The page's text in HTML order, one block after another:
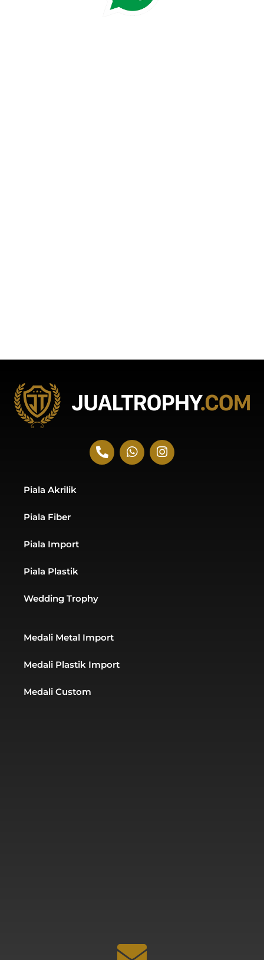
P
h
W
h
I
n
Piala Akrilik
Piala Fiber
Piala Import
Piala Plastik
Wedding Trophy
Medali Metal Import
Medali Plastik Import
Medali Custom